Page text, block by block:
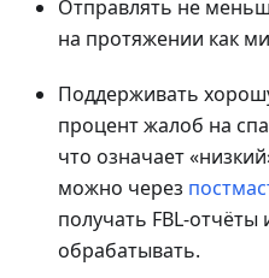
Отправлять не
на протяжении как
Поддерживать
процент жалоб на
что означает
можно через
получать FBL-отчёты
обрабатывать.